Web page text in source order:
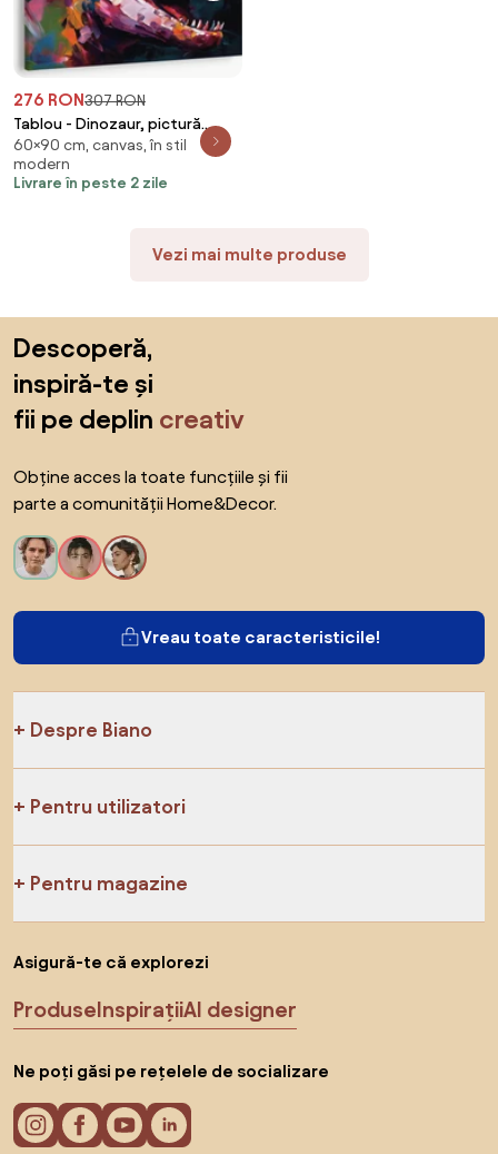
276 RON307 RON
Tablou - Dinozaur, pictură
(90x60 cm)
60×90 cm, canvas, în stil
modern
Livrare în peste 2 zile
Vezi mai multe produse
Descoperă,
inspiră-te și
fii pe deplin creativ
Obține acces la toate funcțiile și fii
parte a comunității Home&Decor.
Vreau toate caracteristicile!
Despre Biano
Pentru utilizatori
Pentru magazine
Asigură-te că explorezi
ProduseInspirațiiAI designer
Ne poți găsi pe rețelele de socializare